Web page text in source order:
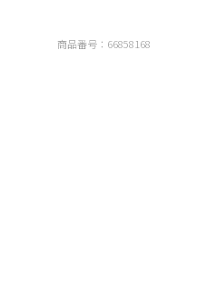
商品番号： 66858168